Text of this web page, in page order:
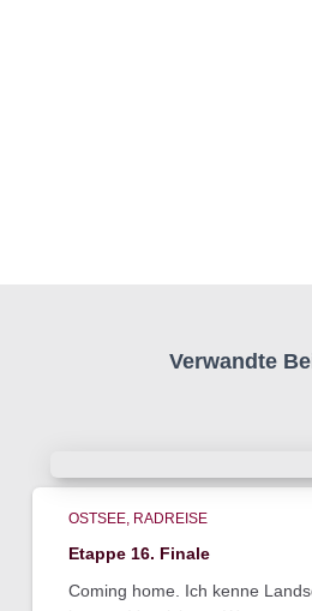
Verwandte
OSTSEE RADREISE
Etappe 16. Finale
Coming home. Ich kenne